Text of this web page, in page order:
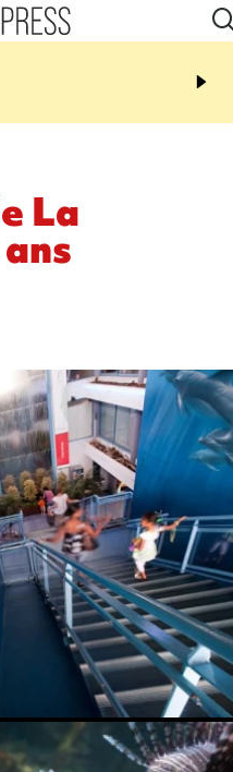
20:17
routière, concours de
La